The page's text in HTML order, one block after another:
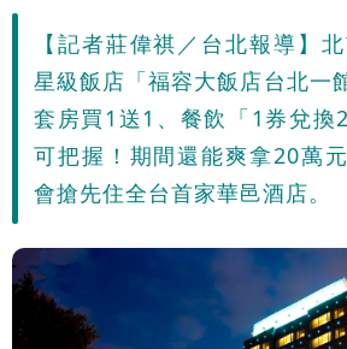
【記者莊偉祺／台北報導】
星級飯店「福容大飯店台北一
套房買1送1、餐飲「1券兌換
可把握！期間還能爽拿20萬
會搶先住全台首家華邑酒店。